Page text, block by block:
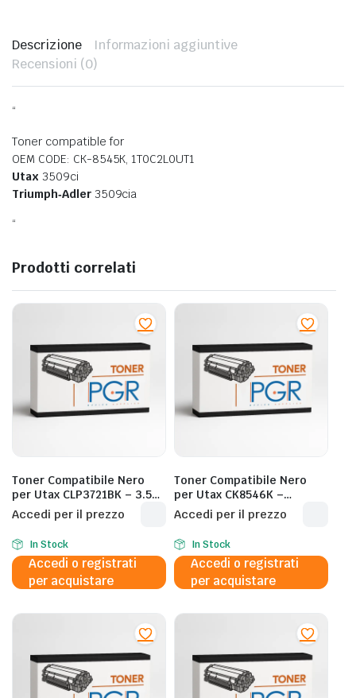
Descrizione
Informazioni aggiuntive
Recensioni (0)
“
Toner compatible for
OEM CODE: CK-8545K, 1T0C2L0UT1
Utax 3509ci
Triumph‐Adler3509cia
“
Prodotti correlati
Toner Compatibile Nero
per Utax CLP3721BK – 3.500
Pagine al 5%
Accedi per il prezzo
In Stock
Accedi o registrati
per acquistare
Toner Compatibile Nero
per Utax CK8546K –
4009ci, Triumph‐Adler
4009ci – 40T0C2K0UT1 –
40.000 Pagine al 5%
Accedi per il prezzo
In Stock
Accedi o registrati
per acquistare